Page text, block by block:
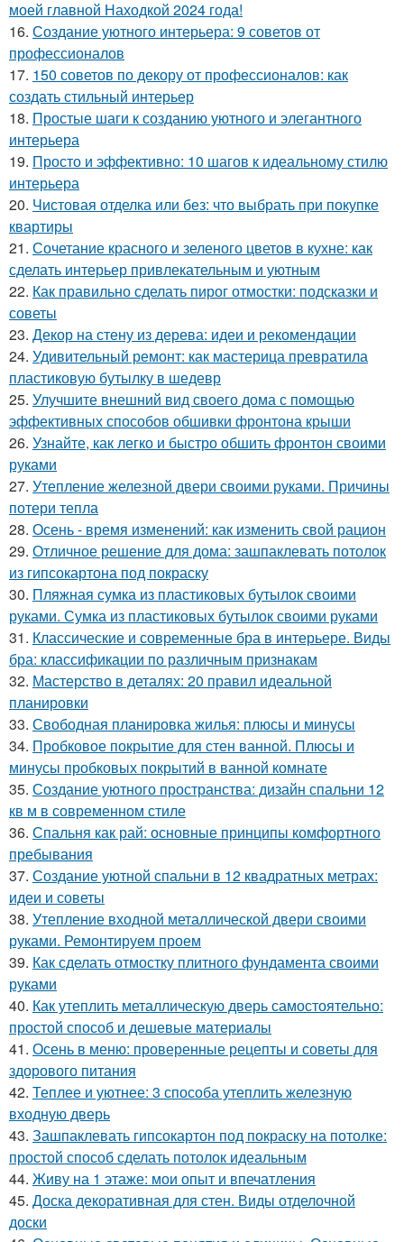
моей главной Находкой 2024 года!
16. Создание уютного интерьера: 9 советов от
профессионалов
17. 150 советов по декору от профессионалов: как
создать стильный интерьер
18. Простые шаги к созданию уютного и элегантного
интерьера
19. Просто и эффективно: 10 шагов к идеальному стилю
интерьера
20. Чистовая отделка или без: что выбрать при покупке
квартиры
21. Сочетание красного и зеленого цветов в кухне: как
сделать интерьер привлекательным и уютным
22. Как правильно сделать пирог отмостки: подсказки и
советы
23. Декор на стену из дерева: идеи и рекомендации
24. Удивительный ремонт: как мастерица превратила
пластиковую бутылку в шедевр
25. Улучшите внешний вид своего дома с помощью
эффективных способов обшивки фронтона крыши
26. Узнайте, как легко и быстро обшить фронтон своими
руками
27. Утепление железной двери своими руками. Причины
потери тепла
28. Осень - время изменений: как изменить свой рацион
29. Отличное решение для дома: зашпаклевать потолок
из гипсокартона под покраску
30. Пляжная сумка из пластиковых бутылок своими
руками. Сумка из пластиковых бутылок своими руками
31. Классические и современные бра в интерьере. Виды
бра: классификации по различным признакам
32. Мастерство в деталях: 20 правил идеальной
планировки
33. Свободная планировка жилья: плюсы и минусы
34. Пробковое покрытие для стен ванной. Плюсы и
минусы пробковых покрытий в ванной комнате
35. Создание уютного пространства: дизайн спальни 12
кв м в современном стиле
36. Спальня как рай: основные принципы комфортного
пребывания
37. Создание уютной спальни в 12 квадратных метрах:
идеи и советы
38. Утепление входной металлической двери своими
руками. Ремонтируем проем
39. Как сделать отмостку плитного фундамента своими
руками
40. Как утеплить металлическую дверь самостоятельно:
простой способ и дешевые материалы
41. Осень в меню: проверенные рецепты и советы для
здорового питания
42. Теплее и уютнее: 3 способа утеплить железную
входную дверь
43. Зашпаклевать гипсокартон под покраску на потолке:
простой способ сделать потолок идеальным
44. Живу на 1 этаже: мои опыт и впечатления
45. Доска декоративная для стен. Виды отделочной
доски